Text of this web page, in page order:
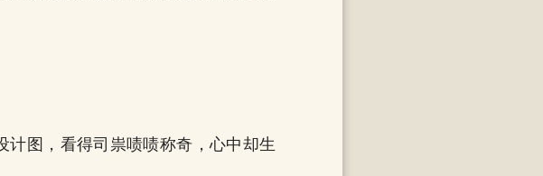
图，看得司祟啧啧称奇，心中却生